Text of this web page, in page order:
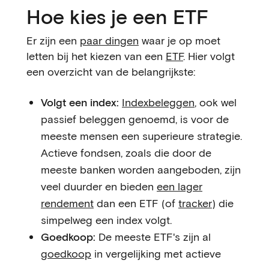
Hoe kies je een ETF
Er zijn een paar dingen waar je op moet
letten bij het kiezen van een ETF. Hier volgt
een overzicht van de belangrijkste:
Volgt een index: Indexbeleggen, ook wel
passief beleggen genoemd, is voor de
meeste mensen een superieure strategie.
Actieve fondsen, zoals die door de
meeste banken worden aangeboden, zijn
veel duurder en bieden een lager
rendement dan een ETF (of tracker) die
simpelweg een index volgt.
Goedkoop: De meeste ETF's zijn al
goedkoop in vergelijking met actieve